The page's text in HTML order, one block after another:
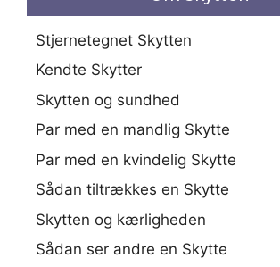
Stjernetegnet Skytten
Kendte Skytter
Skytten og sundhed
Par med en mandlig Skytte
Par med en kvindelig Skytte
Sådan tiltrækkes en Skytte
Skytten og kærligheden
Sådan ser andre en Skytte